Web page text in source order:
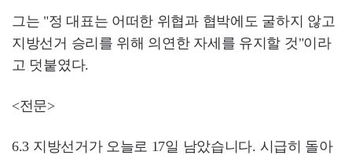
그는 "정 대표는 어떠한 위협과 협박에도 굴하지 않고
지방선거 승리를 위해 의연한 자세를 유지할 것"이라
고 덧붙였다.
<전문>
6.3 지방선거가 오늘로 17일 남았습니다. 시급히 돌아